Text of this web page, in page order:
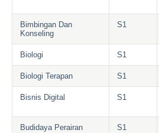
Bimbingan Dan
Konseling
S1
Biologi S1
Biologi Terapan S1
Bisnis Digital S1
Budidaya Perairan S1